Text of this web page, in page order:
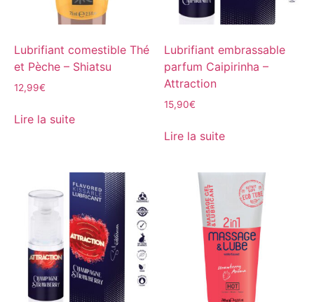
Lubrifiant comestible Thé
et Pèche – Shiatsu
12,99€
Lire la suite
Lubrifiant embrassable
parfum Caipirinha –
Attraction
15,90€
Lire la suite